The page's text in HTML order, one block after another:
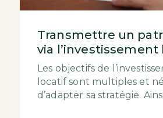
Transmettre un
via
Les objectifs de
locatif sont multiples et
d’adapter sa stratégie.